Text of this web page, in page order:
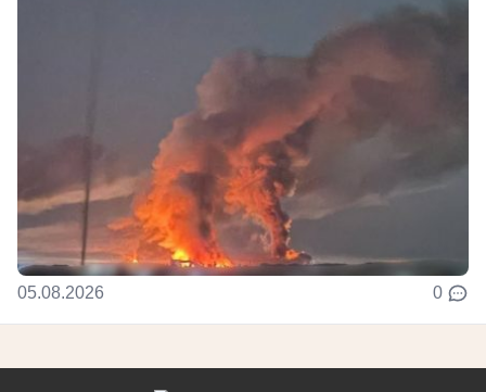
05.08.2026 0